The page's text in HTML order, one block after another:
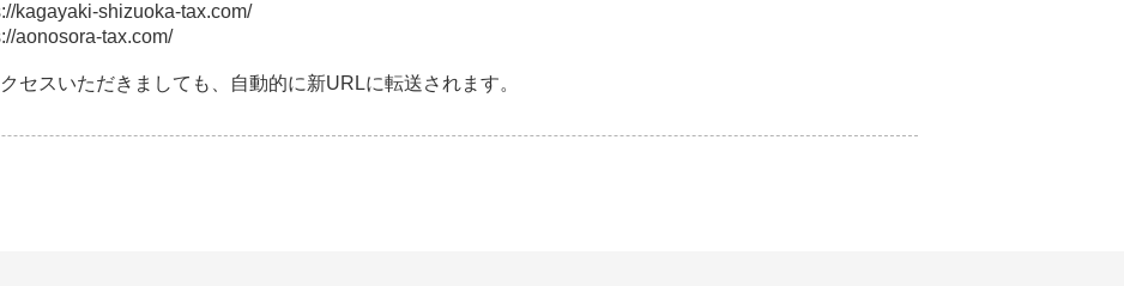
kagayaki-shizuoka-tax.com/
aonosora-tax.com/
セスいただきましても、自動的に新URLに転送されます。